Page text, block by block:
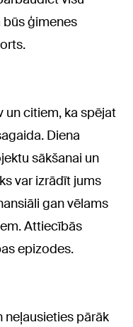
būs ģimenes
citiem, ka spējat
Diena
sākšanai un
var izrādīt jums
gan vēlams
Attiecībās
epizodes.
neļausieties pārāk